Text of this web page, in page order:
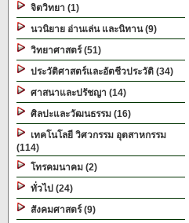
จิตวิทยา (1)
นวนิยาย อ่านเล่น และนิทาน (9)
วิทยาศาสตร์ (51)
ประวัติศาสตร์และอัตชีวประวัติ (34)
ศาสนาและปรัชญา (14)
ศิลปะและวัฒนธรรม (16)
เทคโนโลยี วิศวกรรม อุตสาหกรรม
(114)
โทรคมนาคม (2)
ทั่วไป (24)
สังคมศาสตร์ (9)